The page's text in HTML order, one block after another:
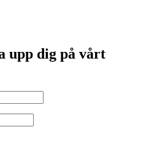
upp dig på vårt